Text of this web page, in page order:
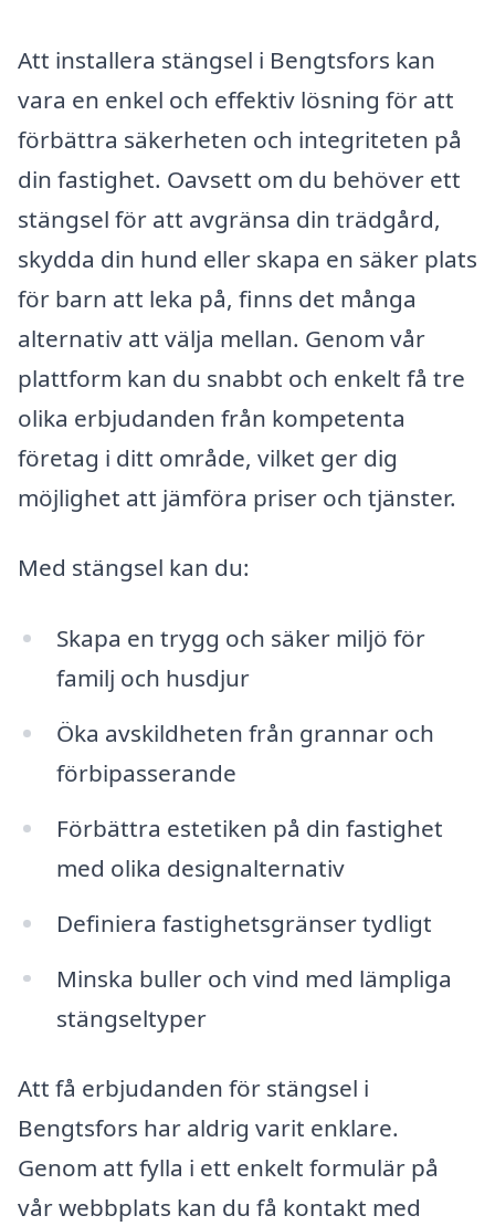
Att installera stängsel i Bengtsfors kan
vara en enkel och effektiv lösning för att
förbättra säkerheten och integriteten på
din fastighet. Oavsett om du behöver ett
stängsel för att avgränsa din trädgård,
skydda din hund eller skapa en säker plats
för barn att leka på, finns det många
alternativ att välja mellan. Genom vår
plattform kan du snabbt och enkelt få tre
olika erbjudanden från kompetenta
företag i ditt område, vilket ger dig
möjlighet att jämföra priser och tjänster.
Med stängsel kan du:
Skapa en trygg och säker miljö för
familj och husdjur
Öka avskildheten från grannar och
förbipasserande
Förbättra estetiken på din fastighet
med olika designalternativ
Definiera fastighetsgränser tydligt
Minska buller och vind med lämpliga
stängseltyper
Att få erbjudanden för stängsel i
Bengtsfors har aldrig varit enklare.
Genom att fylla i ett enkelt formulär på
vår webbplats kan du få kontakt med